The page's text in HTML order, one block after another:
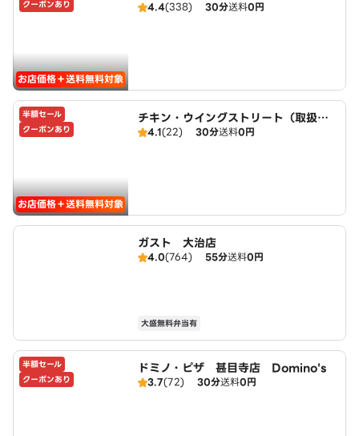
クーポンあり
お店価格＋送料無料対象
4.4(338) 30分送料0円
半額セール
クーポンあり
お店価格＋送料無料対象
チキン・ウイングストリート（取扱：
ピザハット甚目寺店）
4.1(22) 30分送料0円
ガスト 大治店
4.0(764) 55分送料0円
大盛無料弁当有
半額セール
クーポンあり
ドミノ・ピザ 甚目寺店 Domino's
3.7(72) 30分送料0円